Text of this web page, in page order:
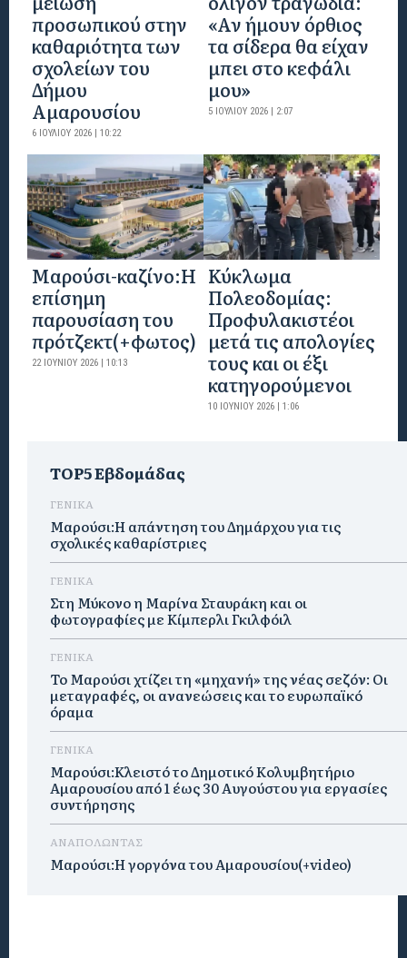
προσωπικού στην
καθαριότητα των
σχολείων του
Δήμου
Αμαρουσίου
6 ΙΟΥΛΊΟΥ 2026 | 10:22
«Αν ήμουν όρθιος
τα σίδερα θα είχαν
μπει στο κεφάλι
μου»
5 ΙΟΥΛΊΟΥ 2026 | 2:07
Mαρούσι-καζίνο:H
επίσημη
παρουσίαση του
πρότζεκτ(+φωτος)
22 ΙΟΥΝΊΟΥ 2026 | 10:13
Κύκλωμα
Πολεοδομίας:
Προφυλακιστέοι
μετά τις απολογίες
τους και οι έξι
κατηγορούμενοι
10 ΙΟΥΝΊΟΥ 2026 | 1:06
TOP5 Εβδομάδας
ΓΕΝΙΚΑ
Μαρούσι:Η απάντηση του Δημάρχου για τις
σχολικές καθαρίστριες
ΓΕΝΙΚΑ
Στη Μύκονο η Μαρίνα Σταυράκη και οι
φωτογραφίες με Κίμπερλι Γκιλφόιλ
ΓΕΝΙΚΑ
Το Μαρούσι χτίζει τη «μηχανή» της νέας σεζόν: Οι
μεταγραφές, οι ανανεώσεις και το ευρωπαϊκό
όραμα
ΓΕΝΙΚΑ
Μαρούσι:Κλειστό το Δημοτικό Κολυμβητήριο
Αμαρουσίου από 1 έως 30 Αυγούστου για εργασίες
συντήρησης
ΑΝΑΠΟΛΩΝΤΑΣ
Μαρούσι:H γοργόνα του Αμαρουσίου(+video)